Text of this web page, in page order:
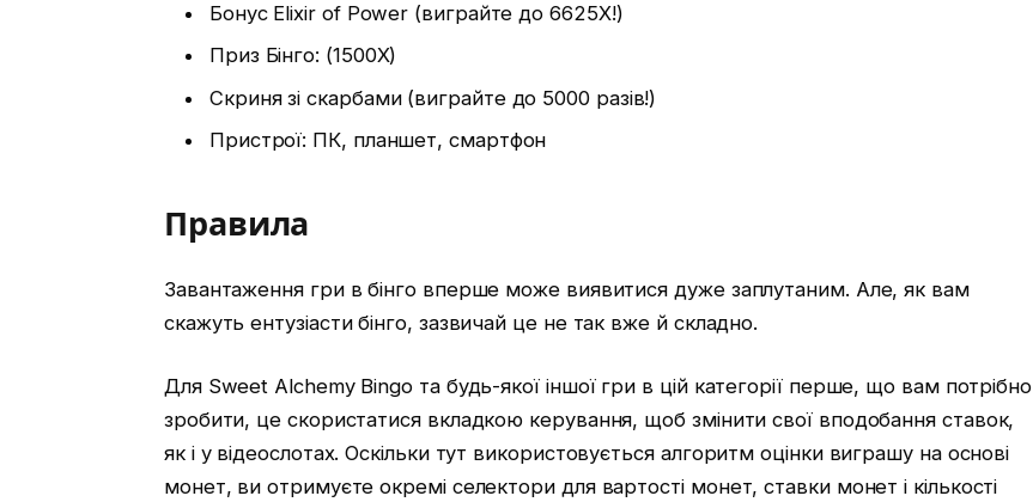
Бонус Elixir of Power (виграйте до 6625X!)
Приз Бінго: (1500X)
Скриня зі скарбами (виграйте до 5000 разів!)
Пристрої: ПК, планшет, смартфон
Правила
Завантаження гри в бінго вперше може виявитися дуже заплутаним. Але, як вам
скажуть ентузіасти бінго, зазвичай це не так вже й складно.
Для Sweet Alchemy Bingo та будь-якої іншої гри в цій категорії перше, що вам потрібно
зробити, це скористатися вкладкою керування, щоб змінити свої вподобання ставок,
як і у відеослотах. Оскільки тут використовується алгоритм оцінки виграшу на основі
монет, ви отримуєте окремі селектори для вартості монет, ставки монет і кількості